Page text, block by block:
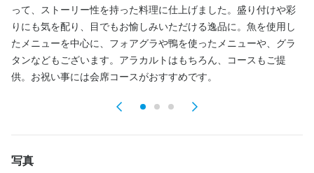
って、ストーリー性を持った料理に仕上げました。盛り付けや彩
りにも気を配り、目でもお愉しみいただける逸品に。魚を使用し
たメニューを中心に、フォアグラや鴨を使ったメニューや、グラ
タンなどもございます。アラカルトはもちろん、コースもご提
供。お祝い事には会席コースがおすすめです。
写真
契約期間の定めなし
店内禁煙
雇用保険
健康保険対応可
賄い有り
特徴
学歴不問
特徴
学歴不問 フリーター歓迎 女性活躍中
個人経営(2店舗以内)
小さなお店(20席未満)
簡単な盛り付け　仕込み